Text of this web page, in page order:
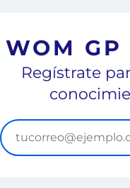
WOM GP
Regístrate